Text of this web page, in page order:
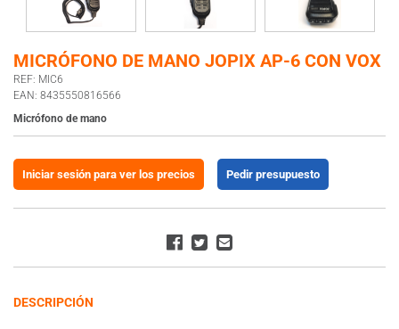
MICRÓFONO DE MANO JOPIX AP-6 CON VOX
REF: MIC6
EAN: 8435550816566
Micrófono de mano
Iniciar sesión para ver los precios Pedir presupuesto
DESCRIPCIÓN